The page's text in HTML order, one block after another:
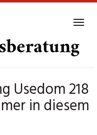
Usedom 218
in diesem